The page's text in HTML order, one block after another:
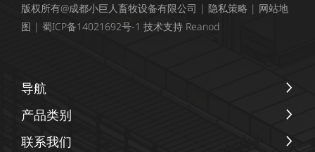
版权所有@成都小巨人畜牧设备有限公司 | 隐私策略 | 网站地
图 | 蜀ICP备14021692号-1 技术支持 Reanod
导航
产品类别
联系我们